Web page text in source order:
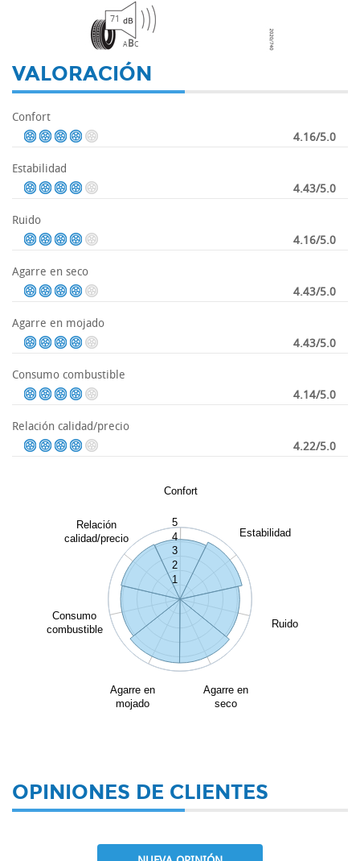
71
ABC
VALORACIÓN
Confort
4.16/5.0
Estabilidad
4.43/5.0
Ruido
4.16/5.0
Agarre en seco
4.43/5.0
Agarre en mojado
4.43/5.0
Consumo combustible
4.14/5.0
Relación calidad/precio
4.22/5.0
Confort
Estabilidad
Ruido
Agarre en
seco
Agarre en
mojado
Consumo
combustible
Relación
calidad/precio
1
2
3
4
5
OPINIONES DE CLIENTES